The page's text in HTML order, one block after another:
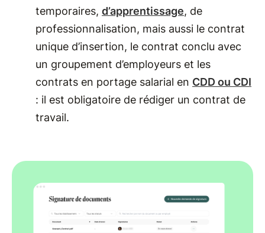
temporaires, d’apprentissage, de
professionnalisation, mais aussi le contrat
unique d’insertion, le contrat conclu avec
un groupement d’employeurs et les
contrats en portage salarial en CDD ou CDI
: il est obligatoire de rédiger un contrat de
travail.